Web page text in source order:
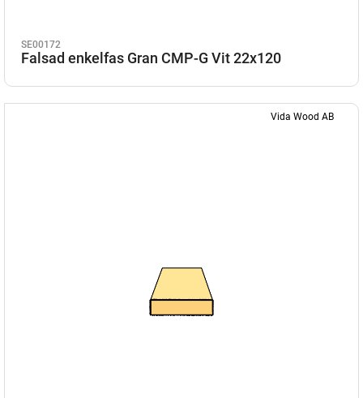
SE00172
Falsad enkelfas Gran CMP-G Vit 22x120
Vida Wood AB